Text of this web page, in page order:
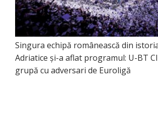
Singura echipă românească din
Adriatice și-a aflat programul: U-BT
grupă cu adversari de Euroligă